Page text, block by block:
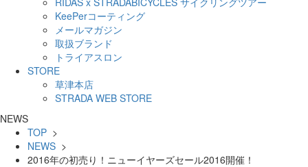
KeePerコーティング
メールマガジン
取扱ブランド
トライアスロン
STORE
草津本店
STRADA WEB STORE
NEWS
TOP >
NEWS >
2016年の初売り！ニューイヤーズセール2016開催！